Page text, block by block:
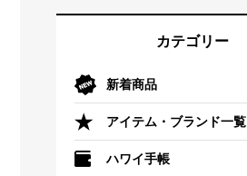
カテゴリー
新着商品
アイテム・ブランド一覧
ハワイ手帳